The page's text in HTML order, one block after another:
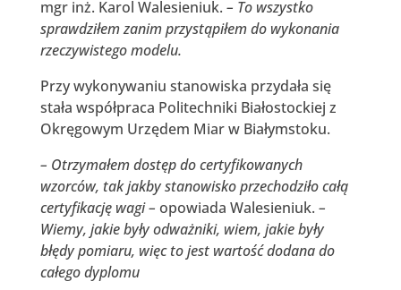
mgr inż. Karol Walesieniuk. – To wszystko
sprawdziłem zanim przystąpiłem do wykonania
rzeczywistego modelu.
Przy wykonywaniu stanowiska przydała się
stała współpraca Politechniki Białostockiej z
Okręgowym Urzędem Miar w Białymstoku.
– Otrzymałem dostęp do certyfikowanych
wzorców, tak jakby stanowisko przechodziło całą
certyfikację wagi – opowiada Walesieniuk. –
Wiemy, jakie były odważniki, wiem, jakie były
błędy pomiaru, więc to jest wartość dodana do
całego dyplomu